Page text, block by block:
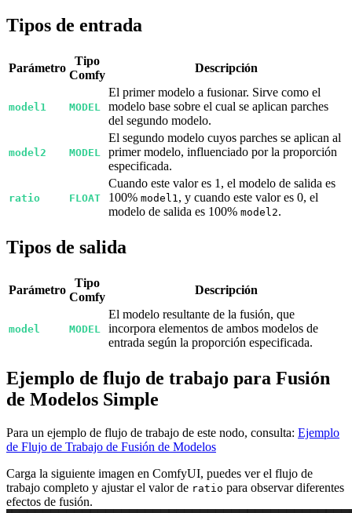
Tipos de entrada
Parámetro
Tipo
Comfy
Descripción
model1 MODEL
El primer modelo a fusionar. Sirve como el
modelo base sobre el cual se aplican parches
del segundo modelo.
model2 MODEL
El segundo modelo cuyos parches se aplican al
primer modelo, influenciado por la proporción
especificada.
ratio FLOAT
Cuando este valor es 1, el modelo de salida es
100% model1, y cuando este valor es 0, el
modelo de salida es 100% model2.
Tipos de salida
Parámetro
Tipo
Comfy
Descripción
model MODEL
El modelo resultante de la fusión, que
incorpora elementos de ambos modelos de
entrada según la proporción especificada.
Ejemplo de flujo de trabajo para Fusión
de Modelos Simple
Para un ejemplo de flujo de trabajo de este nodo, consulta: Ejemplo
de Flujo de Trabajo de Fusión de Modelos
Carga la siguiente imagen en ComfyUI, puedes ver el flujo de
trabajo completo y ajustar el valor de ratio para observar diferentes
efectos de fusión.